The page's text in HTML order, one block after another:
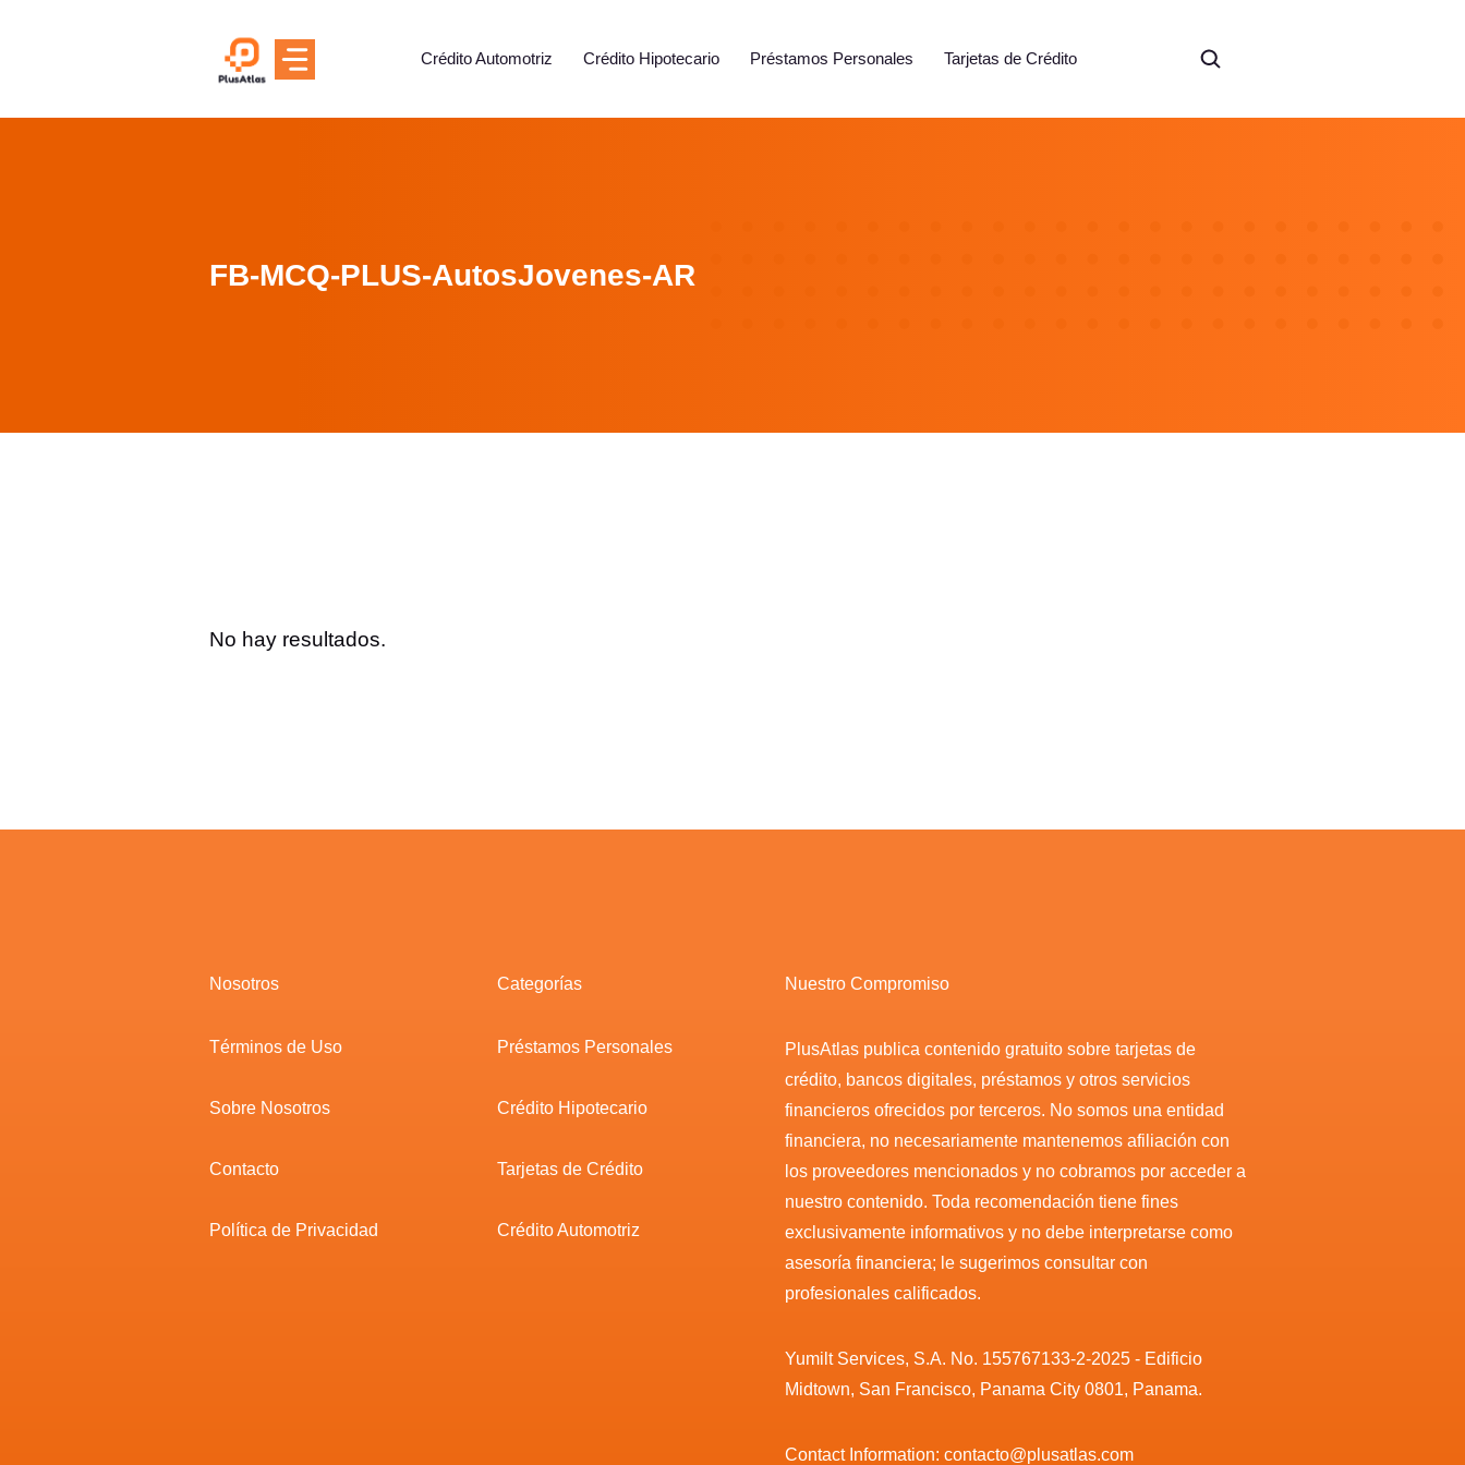
Crédito Automotriz Crédito Hipotecario Préstamos Personales Tarjetas de Crédito
FB-MCQ-PLUS-AutosJovenes-AR
No hay resultados.
Nosotros
Términos de Uso
Sobre Nosotros
Contacto
Política de Privacidad
Categorías
Préstamos Personales
Crédito Hipotecario
Tarjetas de Crédito
Crédito Automotriz
Nuestro Compromiso
PlusAtlas publica contenido gratuito sobre tarjetas de
crédito, bancos digitales, préstamos y otros servicios
financieros ofrecidos por terceros. No somos una entidad
financiera, no necesariamente mantenemos afiliación con
los proveedores mencionados y no cobramos por acceder a
nuestro contenido. Toda recomendación tiene fines
exclusivamente informativos y no debe interpretarse como
asesoría financiera; le sugerimos consultar con
profesionales calificados.
Yumilt Services, S.A. No. 155767133-2-2025 - Edificio
Midtown, San Francisco, Panama City 0801, Panama.
Contact Information: contacto@plusatlas.com